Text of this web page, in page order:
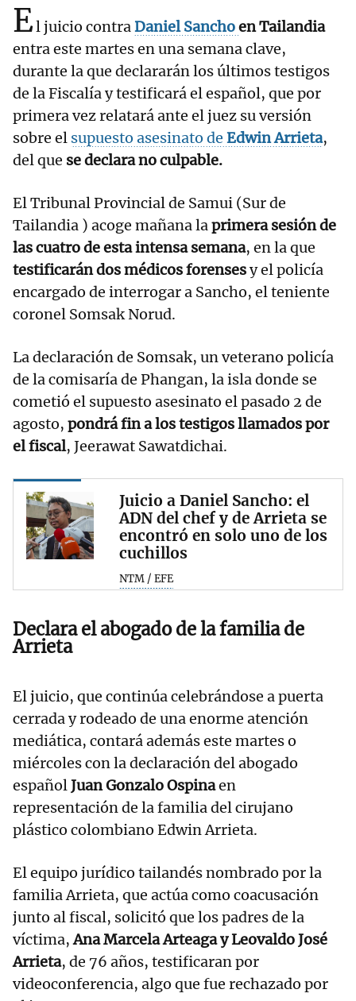
El juicio contraDaniel Sanchoen Tailandia
entra este martes en una semana clave,
durante la que declararán los últimos testigos
de la Fiscalía y testificará el español, que por
primera vez relatará ante el juez su versión
sobre el supuesto asesinato de Edwin Arrieta,
del que se declara no culpable.
El Tribunal Provincial de Samui (Sur de
Tailandia ) acoge mañana laprimera sesión de
las cuatro de esta intensa semana, en la que
testificarán dos médicos forensesy el policía
encargado de interrogar a Sancho, el teniente
coronel Somsak Norud.
La declaración de Somsak, un veterano policía
de la comisaría de Phangan, la isla donde se
cometió el supuesto asesinato el pasado 2 de
agosto, pondrá fin a los testigos llamados por
el fiscal, Jeerawat Sawatdichai.
Juicio a Daniel Sancho: el
ADN del chef y de Arrieta se
encontró en solo uno de los
cuchillos
NTM / EFE
Declara el abogado de la familia de
Arrieta
El juicio, que continúa celebrándose a puerta
cerrada y rodeado de una enorme atención
mediática, contará además este martes o
miércoles con la declaración del abogado
españolJuan Gonzalo Ospinaen
representación de la familia del cirujano
plástico colombiano Edwin Arrieta.
El equipo jurídico tailandés nombrado por la
familia Arrieta, que actúa como coacusación
junto al fiscal, solicitó que los padres de la
víctima,Ana Marcela Arteaga y Leovaldo José
Arrieta, de 76 años, testificaran por
videoconferencia, algo que fue rechazado por